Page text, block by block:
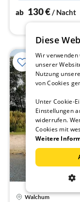
ab 130€/ Nacht
Walchum
Diese
Wir
unserer
Nutzung
von Cookies
Unter Cookie-
Einstellungen
widerrufen.
Cookies mit
Weitere